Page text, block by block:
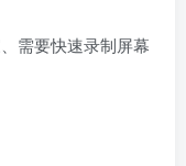
需要快速录制屏幕